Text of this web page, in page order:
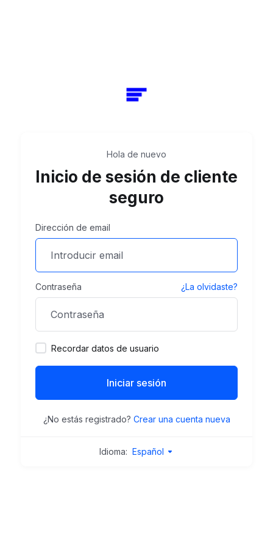
Hola de nuevo
Inicio de sesión de cliente
seguro
Dirección de email
Contraseña ¿La olvidaste?
Recordar datos de usuario
Iniciar sesión
¿No estás registrado? Crear una cuenta nueva
Idioma: Español